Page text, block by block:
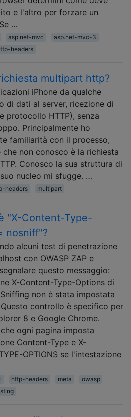
e l'altro per forzare un
…
asp.net-mvc
asp.net-mvc-3
headers
multipart http?
iPhone da qualche
di dati al server, ricezione di
protocollo HTTP), senza
Principalmente ho
familiarità con il processo,
che non conosco è la richiesta
Conosco la sua struttura di
nucleo mi sfugge. …
headers multipart
"X-Content-Type-
nosniff"?
alcuni test di penetrazione
con OWASP ZAP e
questo messaggio:
X-Content-Type-Options di
non è stata impostata
controllo è specifico per
8 e Google Chrome.
ogni pagina imposta
Content-Type e X-
OPTIONS se l'intestazione
http-headers meta
owasp